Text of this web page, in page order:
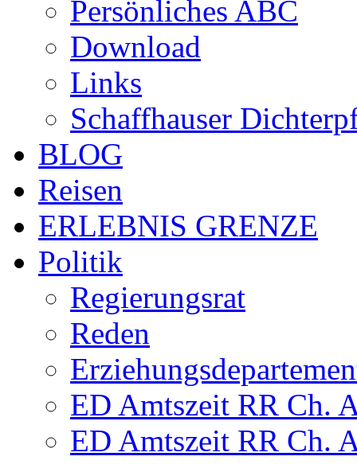
Persönliches ABC
Download
Links
Schaffhauser
BLOG
Reisen
ERLEBNIS GRENZE
Politik
Regierungsrat
Reden
ED Amtszeit RR Ch.
ED Amtszeit RR Ch.